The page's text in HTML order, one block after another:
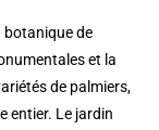
botanique de
et la
de palmiers,
entier. Le jardin